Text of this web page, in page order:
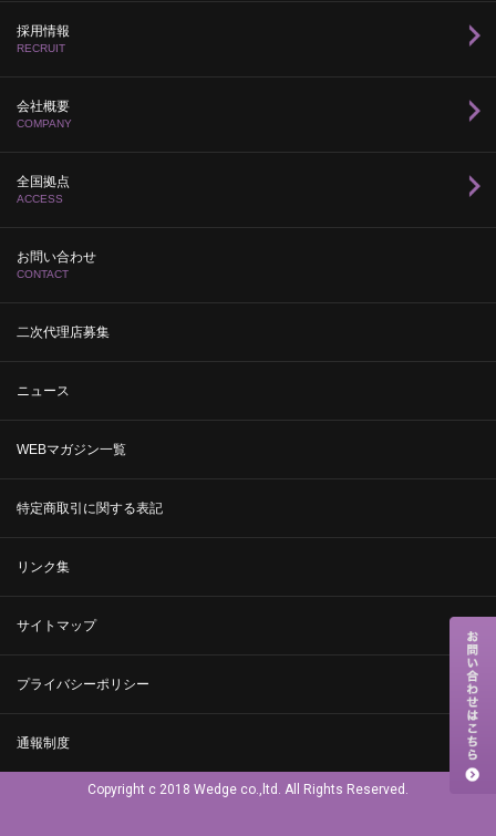
採用情報
RECRUIT
会社概要
COMPANY
全国拠点
ACCESS
お問い合わせ
CONTACT
二次代理店募集
ニュース
WEBマガジン一覧
特定商取引に関する表記
リンク集
サイトマップ
プライバシーポリシー
通報制度
Copyright c 2018 Wedge co.,ltd. All Rights Reserved.